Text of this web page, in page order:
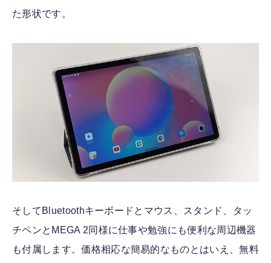
た形状です。
そしてBluetoothキーボードとマウス、スタンド、タッ
チペンとMEGA 2同様に仕事や勉強にも便利な周辺機器
も付属します。価格相応な簡易的なものとはいえ、無料